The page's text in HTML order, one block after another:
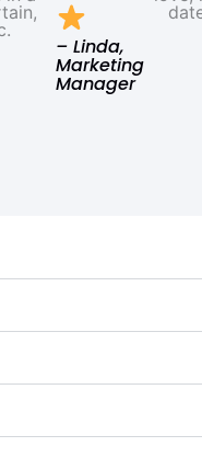
– Linda,
Marketing
Manager